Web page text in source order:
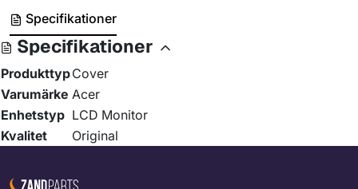
Specifikationer
Specifikationer
ProdukttypCover
Varumärke Acer
Enhetstyp LCD Monitor
Kvalitet
Original